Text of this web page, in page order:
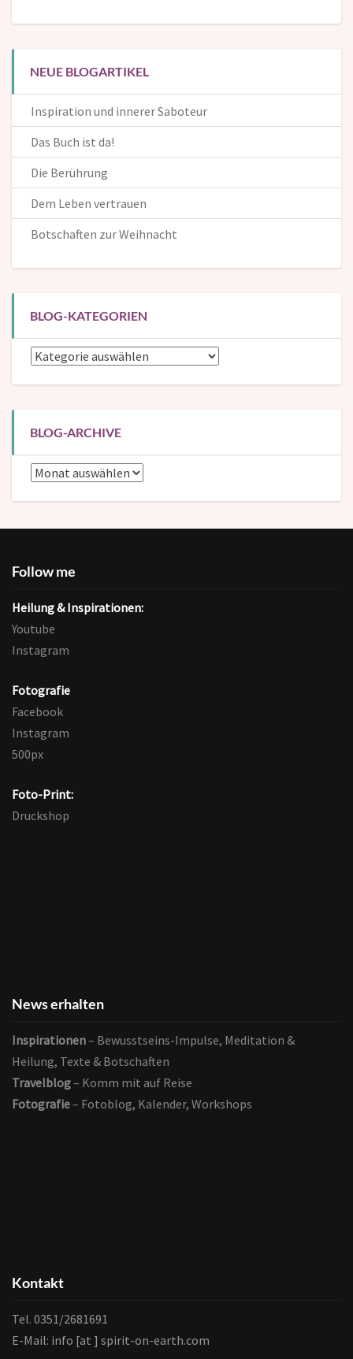
Benachrichtigung, wenn ein neuer Beitrag erscheint.
Wenn du mir auch deinen (Vor-)Namen verrätst, kann ich
dich in den Mails persönlich ansprechen.
zuzustimmen:
1. Ich bin damit einverstanden, eine Mail zu erhalten um
mein Abonnement zu bestätigen.
NEUE BLOGARTIKEL
Inspiration und innerer Saboteur
Das Buch ist da!
Die Berührung
Dem Leben vertrauen
Botschaften zur Weihnacht
BLOG-KATEGORIEN
Blog-
BLOG-ARCHIVE
Blog-
Follow me
Heilung & Inspirationen:
Youtube
Instagram
Fotografie
Facebook
Instagram
500px
Foto-Print:
Druckshop
News erhalten
Inspirationen– Bewusstseins-Impulse, Meditation &
Heilung, Texte & Botschaften
Travelblog– Komm mit auf Reise
Fotografie– Fotoblog, Kalender, Workshops
Kontakt
Tel. 0351/2681691
E-Mail: info [at ] spirit-on-earth.com